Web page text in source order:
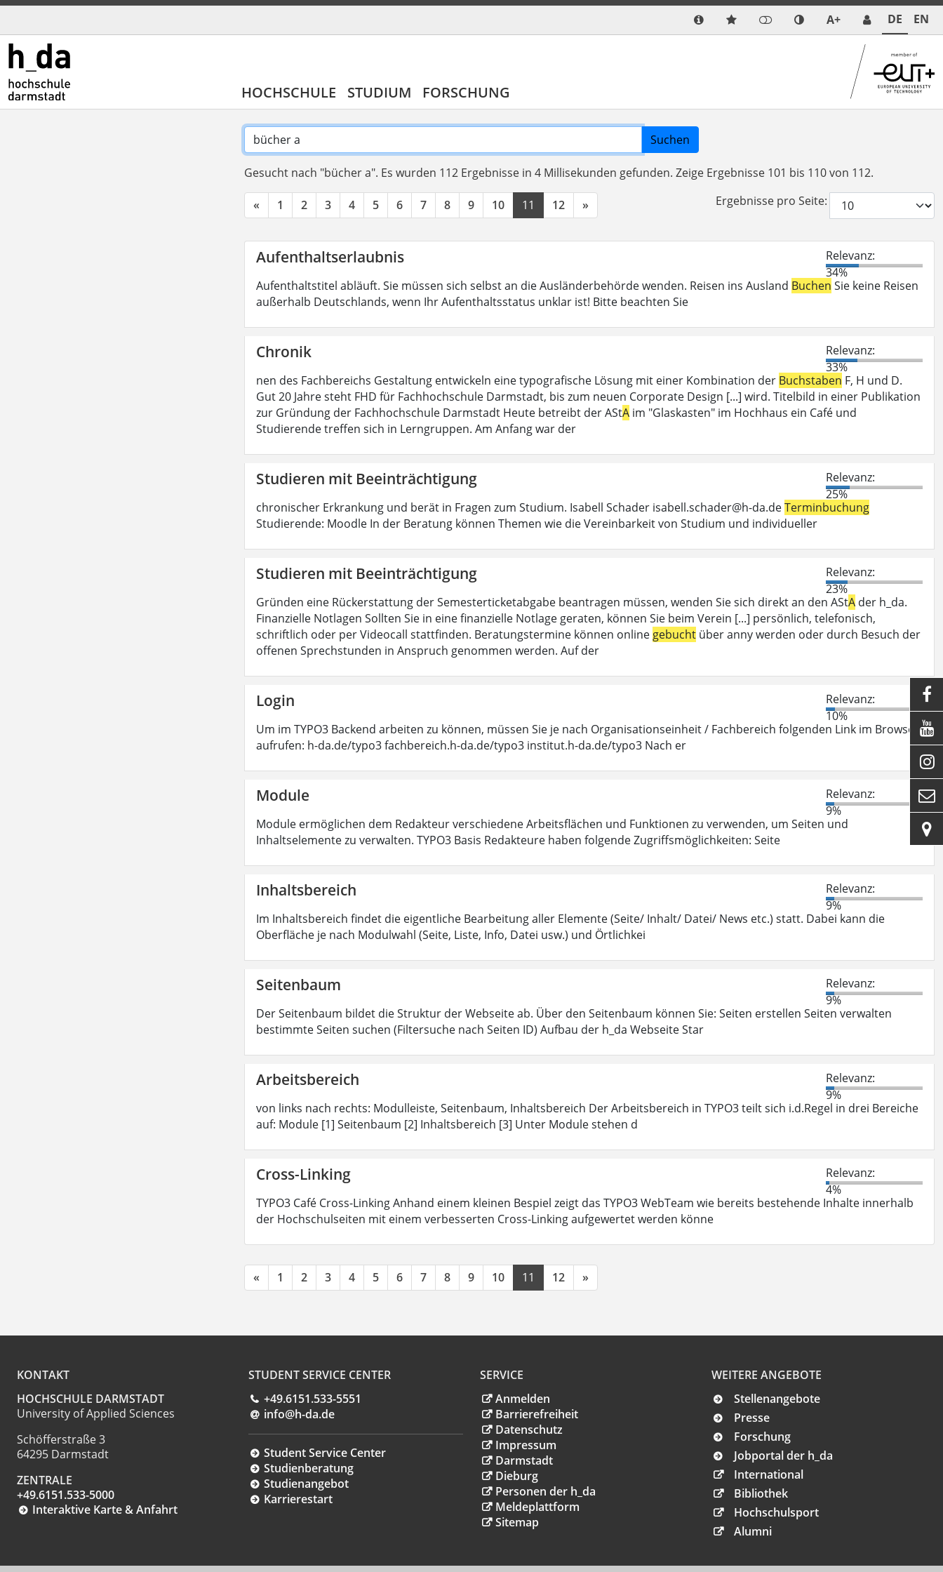
A+ DE EN
HOCHSCHULE STUDIUM FORSCHUNG
Suchen
Gesucht nach "bücher a". Es wurden 112 Ergebnisse in 4 Millisekunden gefunden. Zeige Ergebnisse 101 bis 110 von 112.
« 1 2 3 4 5 6 7 8 9 10 11 12 » Ergebnisse pro Seite:
Aufenthaltserlaubnis
Relevanz:
34%
Aufenthaltstitel abläuft. Sie müssen sich selbst an die Ausländerbehörde wenden. Reisen ins Ausland Buchen Sie keine Reisen
außerhalb Deutschlands, wenn Ihr Aufenthaltsstatus unklar ist! Bitte beachten Sie
Chronik
Relevanz:
33%
nen des Fachbereichs Gestaltung entwickeln eine typografische Lösung mit einer Kombination der Buchstaben F, H und D.
Gut 20 Jahre steht FHD für Fachhochschule Darmstadt, bis zum neuen Corporate Design [...] wird. Titelbild in einer Publikation
zur Gründung der Fachhochschule Darmstadt Heute betreibt der AStA im "Glaskasten" im Hochhaus ein Café und
Studierende treffen sich in Lerngruppen. Am Anfang war der
Studieren mit Beeinträchtigung
Relevanz:
25%
chronischer Erkrankung und berät in Fragen zum Studium. Isabell Schader isabell.schader@h-da.deTerminbuchung
Studierende: Moodle In der Beratung können Themen wie die Vereinbarkeit von Studium und individueller
Studieren mit Beeinträchtigung
Relevanz:
23%
Gründen eine Rückerstattung der Semesterticketabgabe beantragen müssen, wenden Sie sich direkt an den AStA der h_da.
Finanzielle Notlagen Sollten Sie in eine finanzielle Notlage geraten, können Sie beim Verein [...] persönlich, telefonisch,
schriftlich oder per Videocall stattfinden. Beratungstermine können online gebucht über anny werden oder durch Besuch der
offenen Sprechstunden in Anspruch genommen werden. Auf der
Login
Relevanz:
10%
Um im TYPO3 Backend arbeiten zu können, müssen Sie je nach Organisationseinheit / Fachbereich folgenden Link im Browser
aufrufen: h-da.de/typo3 fachbereich.h-da.de/typo3 institut.h-da.de/typo3 Nach er
Module
Relevanz:
9%
Module ermöglichen dem Redakteur verschiedene Arbeitsflächen und Funktionen zu verwenden, um Seiten und
Inhaltselemente zu verwalten. TYPO3 Basis Redakteure haben folgende Zugriffsmöglichkeiten: Seite
Inhaltsbereich
Relevanz:
9%
Im Inhaltsbereich findet die eigentliche Bearbeitung aller Elemente (Seite/ Inhalt/ Datei/ News etc.) statt. Dabei kann die
Oberfläche je nach Modulwahl (Seite, Liste, Info, Datei usw.) und Örtlichkei
Seitenbaum
Relevanz:
9%
Der Seitenbaum bildet die Struktur der Webseite ab. Über den Seitenbaum können Sie: Seiten erstellen Seiten verwalten
bestimmte Seiten suchen (Filtersuche nach Seiten ID) Aufbau der h_da Webseite Star
Arbeitsbereich
Relevanz:
9%
von links nach rechts: Modulleiste, Seitenbaum, Inhaltsbereich Der Arbeitsbereich in TYPO3 teilt sich i.d.Regel in drei Bereiche
auf: Module [1] Seitenbaum [2] Inhaltsbereich [3] Unter Module stehen d
Cross-Linking
Relevanz:
4%
TYPO3 Café Cross-Linking Anhand einem kleinen Bespiel zeigt das TYPO3 WebTeam wie bereits bestehende Inhalte innerhalb
der Hochschulseiten mit einem verbesserten Cross-Linking aufgewertet werden könne
« 1 2 3 4 5 6 7 8 9 10 11 12 »
KONTAKT
HOCHSCHULE DARMSTADT
University of Applied Sciences
Schöfferstraße 3
64295 Darmstadt
ZENTRALE
+49.6151.533-5000
Interaktive Karte & Anfahrt
STUDENT SERVICE CENTER
+49.6151.533-5551
info@h-da.de
Student Service Center
Studienberatung
Studienangebot
Karrierestart
SERVICE
Anmelden
Barrierefreiheit
Datenschutz
Impressum
Darmstadt
Dieburg
Personen der h_da
Meldeplattform
Sitemap
WEITERE ANGEBOTE
Stellenangebote
Presse
Forschung
Jobportal der h_da
International
Bibliothek
Hochschulsport
Alumni




